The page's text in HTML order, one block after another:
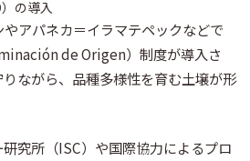
の導入
アパネカ＝イラマテペックなどで
de Origen）制度が導入さ
ながら、品種多様性を育む土壌が形
究所（ISC）や国際協力によるプロ